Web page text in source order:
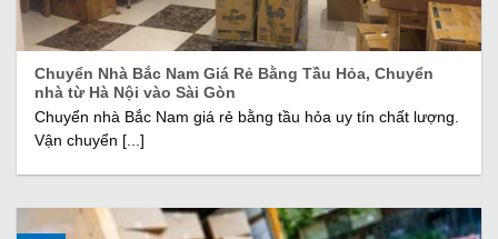
Chuyển Nhà Bắc Nam Giá Rẻ Bằng Tầu Hỏa, Chuyển
nhà từ Hà Nội vào Sài Gòn
Chuyển nhà Bắc Nam giá rẻ bằng tầu hỏa uy tín chất lượng.
Vận chuyển [...]